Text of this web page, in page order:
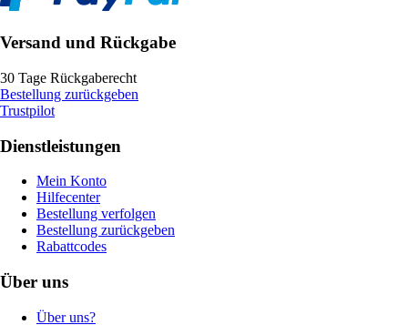
Versand und Rückgabe
30 Tage Rückgaberecht
Bestellung zurückgeben
Trustpilot
Dienstleistungen
Mein Konto
Hilfecenter
Bestellung verfolgen
Bestellung zurückgeben
Rabattcodes
Über uns
Über uns?